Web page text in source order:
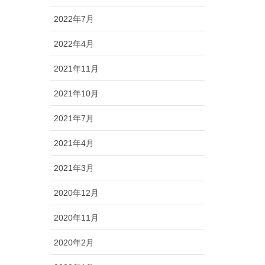
2022年7月
2022年4月
2021年11月
2021年10月
2021年7月
2021年4月
2021年3月
2020年12月
2020年11月
2020年2月